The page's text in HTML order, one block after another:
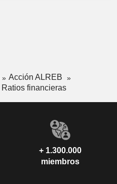
Acción ALREB
Ratios financieras
+ 1.300.000
miembros